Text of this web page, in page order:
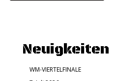
Neuigkeiten
WM-VIERTELFINALE